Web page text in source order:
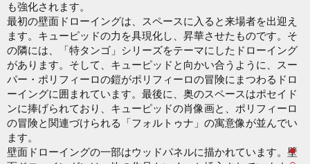
も強化されます。
最初の壁面ドローイングは、スペースに入ると来場者を出迎え
ます。キューピッドの力を具現化し、昇華させたものです。そ
の隣には、「特タンゴ」シリーズをテーマにしたドローイング
があります。そして、キューピッドと向かい合うように、スー
パー・ポリフィーロの鎧がポリフィーロの冒険にまつわるドロ
ーイングに囲まれています。最後に、奥のスペースはポセイド
ンに捧げられており、キューピッドの肖像画と、ポリフィーロ
の冒険と関連づけられる「フォルトゥナ」の寓意像が並んでい
ます。
壁面ドローイングの一部はウッドパネルに描かれています。壁